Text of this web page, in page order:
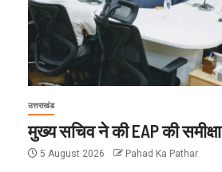
उत्तराखंड
मुख्य सचिव ने की EAP की समीक्षा
5 August 2026 Pahad Ka Pathar